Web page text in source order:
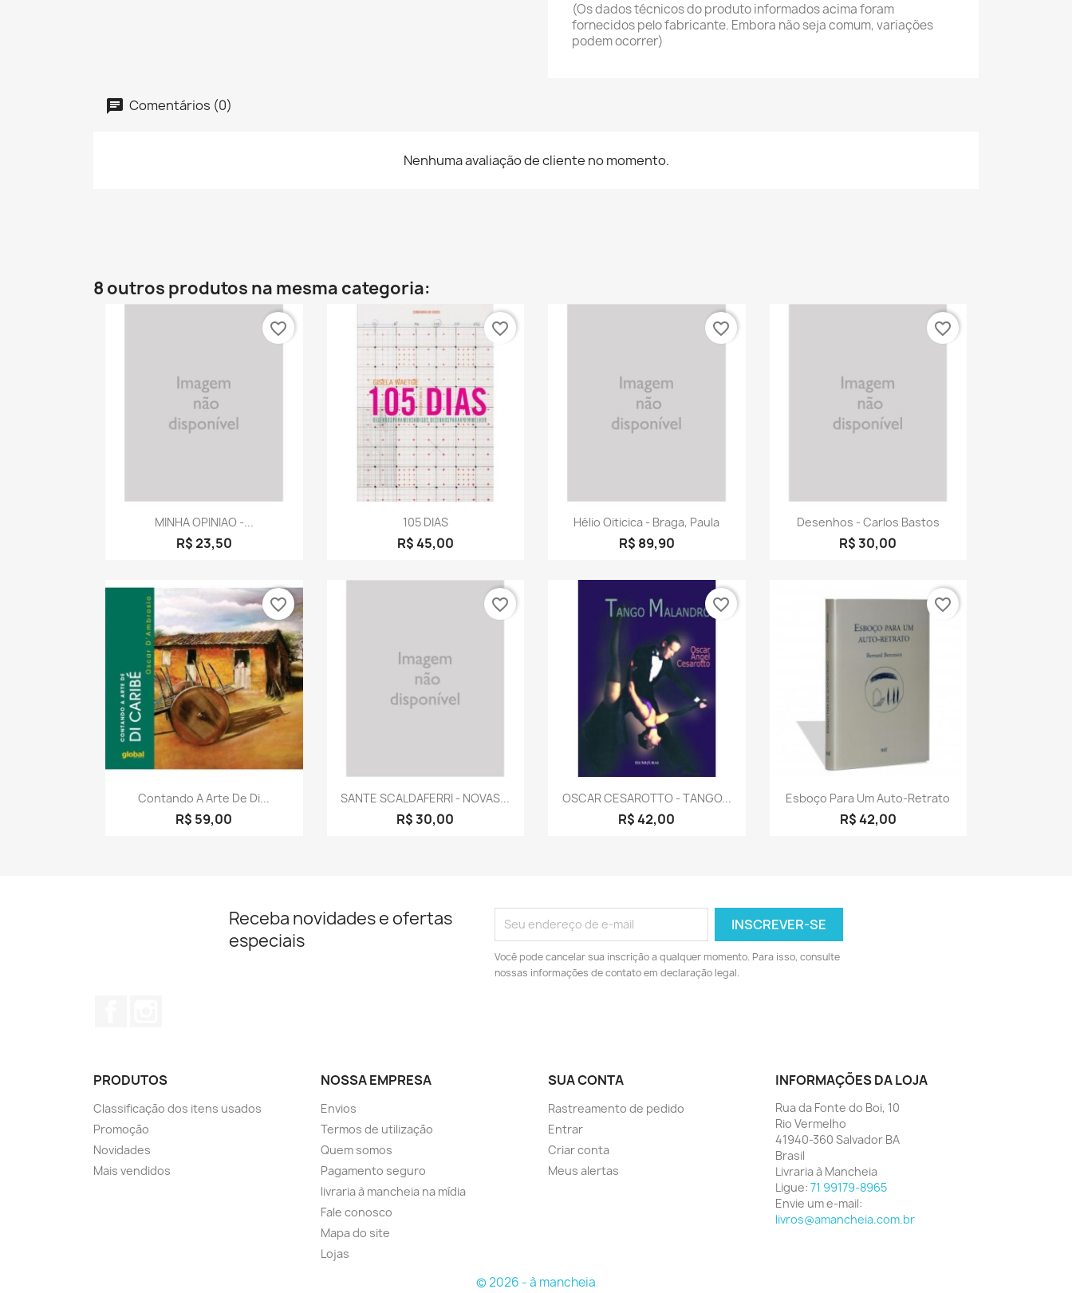
(Os dados técnicos do produto informados acima foram
fornecidos pelo fabricante. Embora não seja comum, variações
podem ocorrer)
Comentários (0)
Nenhuma avaliação de cliente no momento.
8 outros produtos na mesma categoria:
Visualização rápida
MINHA OPINIAO -...
R$ 23,50
favorite_border
Visualização rápida
105 DIAS
R$ 45,00
favorite_border
Visualização rápida
Hélio Oiticica - Braga, Paula
R$ 89,90
favorite_border
Visualização rápida
Desenhos - Carlos Bastos
R$ 30,00
favorite_border
Visualização rápida
Contando A Arte De Di...
R$ 59,00
favorite_border
Visualização rápida
SANTE SCALDAFERRI - NOVAS...
R$ 30,00
favorite_border
Visualização rápida
OSCAR CESAROTTO - TANGO...
R$ 42,00
favorite_border
Visualização rápida
Esboço Para Um Auto-Retrato
R$ 42,00
favorite_border
Receba novidades e ofertas
especiais
Você pode cancelar sua inscrição a qualquer momento. Para isso, consulte
nossas informações de contato em declaração legal.
PRODUTOS
Classificação dos itens usados
Promoção
Novidades
Mais vendidos
NOSSA EMPRESA
Envios
Termos de utilização
Quem somos
Pagamento seguro
livraria à mancheia na mídia
Fale conosco
Mapa do site
Lojas
SUA CONTA
Rastreamento de pedido
Entrar
Criar conta
Meus alertas
INFORMAÇÕES DA LOJA
Rua da Fonte do Boi, 10
Rio Vermelho
41940-360 Salvador BA
Brasil
Livraria à Mancheia
Ligue: 71 99179-8965
Envie um e-mail:
livros@amancheia.com.br
© 2026 - à mancheia